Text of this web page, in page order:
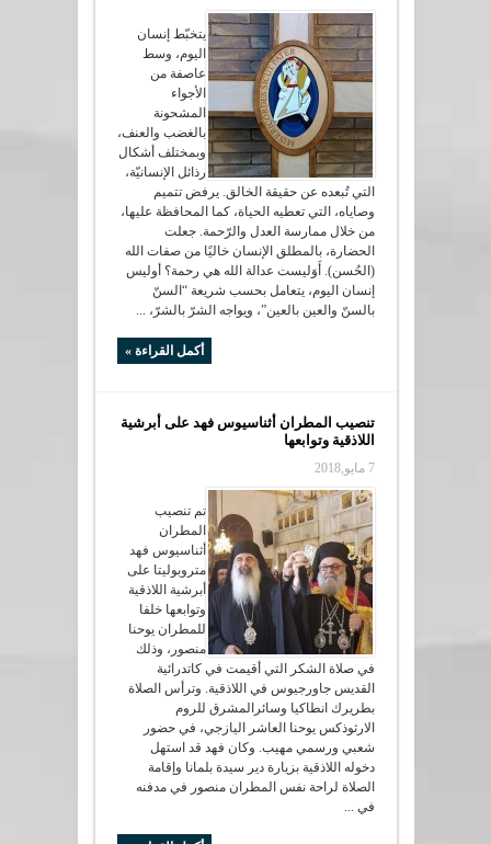
يتخبّط إنسان
اليوم، وسط
عاصفة من
الأجواء
المشحونة
بالغضب والعنف،
وبمختلف أشكال
رذائل الإنسانيّة،
التي تُبعده عن حقيقة الخالق. يرفض تتميم
وصاياه، التي تعطيه الحياة، كما المحافظة عليها،
من خلال ممارسة العدل والرّحمة. جعلت
الحضارة، بالمطلق الإنسان خاليًا من صفات الله
(الحُسن). أَوَليست عدالة الله هي رحمة؟ أوليس
إنسان اليوم، يتعامل بحسب شريعة “السنّ
بالسنّ والعين بالعين”، ويواجه الشرّ بالشرّ، ...
أكمل القراءة »
تنصيب المطران أثناسيوس فهد على أبرشية
اللاذقية وتوابعها
7 مايو,2018
تم تنصيب
المطران
أثناسيوس فهد
متروبوليتا على
أبرشية اللاذقية
وتوابعها خلفا
للمطران يوحنا
منصور، وذلك
في صلاة الشكر التي أقيمت في كاتدرائية
القديس جاورجيوس في اللاذقية. وترأس الصلاة
بطريرك انطاكيا وسائرالمشرق للروم
الارثوذكس يوحنا العاشر اليازجي، في حضور
شعبي ورسمي مهيب. وكان فهد قد استهل
دخوله اللاذقية بزيارة دير سيدة بلمانا وإقامة
الصلاة لراحة نفس المطران منصور في مدفنه
في ...